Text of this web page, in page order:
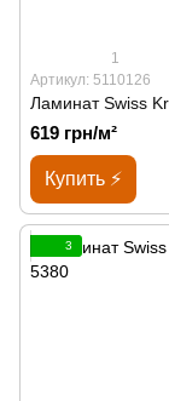
1
Артикул: 5110126
Ламинат Swiss
619 грн/м²
Купить ⚡
3